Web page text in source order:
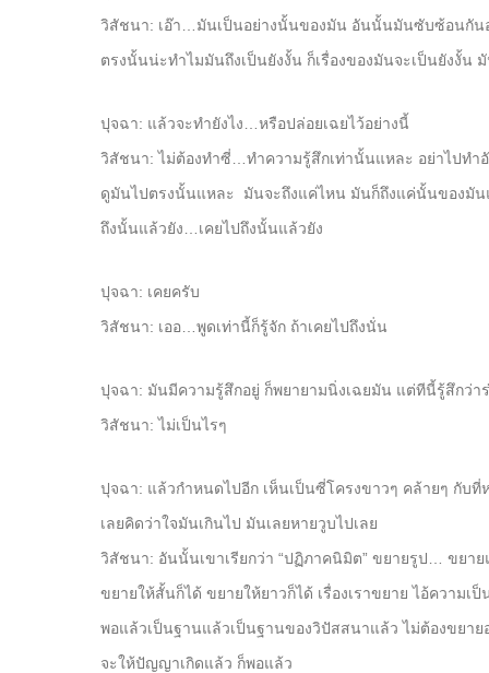
วิสัชนา: เอ๊า…มันเป็นอย่างนั้นของมัน อันนั้นมันซับซ้อนกัน
ตรงนั้นน่ะทำไมมันถึงเป็นยังงั้น ก็เรื่องของมันจะเป็นยังงั้น
ปุจฉา: แล้วจะทำยังไง…หรือปล่อยเฉยไว้อย่างนี้
วิสัชนา: ไม่ต้องทำซี่…ทำความรู้สึกเท่านั้นแหละ อย่าไปทำ
ดูมันไปตรงนั้นแหละ มันจะถึงแค่ไหน มันก็ถึงแค่นั้นของมั
ถึงนั้นแล้วยัง…เคยไปถึงนั้นแล้วยัง
ปุจฉา: เคยครับ
วิสัชนา: เออ…พูดเท่านี้ก็รู้จัก ถ้าเคยไปถึงนั่น
ปุจฉา: มันมีความรู้สึกอยู่ ก็พยายามนิ่งเฉยมัน แต่ทีนี้รู้สึกว่
วิสัชนา: ไม่เป็นไรๆ
ปุจฉา: แล้วกำหนดไปอีก เห็นเป็นซี่โครงขาวๆ คล้ายๆ กับ
เลยคิดว่าใจมันเกินไป มันเลยหายวูบไปเลย
วิสัชนา: อันนั้นเขาเรียกว่า “ปฏิภาคนิมิต” ขยายรูป… ขยา
ขยายให้สั้นก็ได้ ขยายให้ยาวก็ได้ เรื่องเราขยาย ไอ้ความ
พอแล้วเป็นฐานแล้วเป็นฐานของวิปัสสนาแล้ว ไม่ต้องขยา
จะให้ปัญญาเกิดแล้ว ก็พอแล้ว